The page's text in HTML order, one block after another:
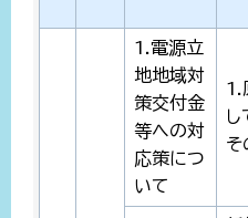
1.電源立
地地域対
策交付金
等への対
応策につ
いて
1.
そ